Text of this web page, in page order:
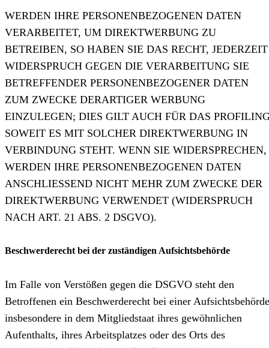
WERDEN IHRE PERSONENBEZOGENEN DATEN
VERARBEITET, UM DIREKTWERBUNG ZU
BETREIBEN, SO HABEN SIE DAS RECHT, JEDERZEIT
WIDERSPRUCH GEGEN DIE VERARBEITUNG SIE
BETREFFENDER PERSONENBEZOGENER DATEN
ZUM ZWECKE DERARTIGER WERBUNG
EINZULEGEN; DIES GILT AUCH FÜR DAS
SOWEIT ES MIT SOLCHER DIREKTWERBUNG IN
VERBINDUNG STEHT. WENN SIE WIDERSPRECHEN,
WERDEN IHRE PERSONENBEZOGENEN DATEN
ANSCHLIESSEND NICHT MEHR ZUM ZWECKE DER
DIREKTWERBUNG VERWENDET (WIDERSPRUCH
NACH ART. 21 ABS. 2 DSGVO).
Beschwerde­recht bei der zuständigen Aufsichts­behörde
Im Falle von Verstößen gegen die DSGVO steht den
Betroffenen ein Beschwerderecht bei einer
insbesondere in dem Mitgliedstaat ihres gewöhnlichen
Aufenthalts, ihres Arbeitsplatzes oder des Orts des